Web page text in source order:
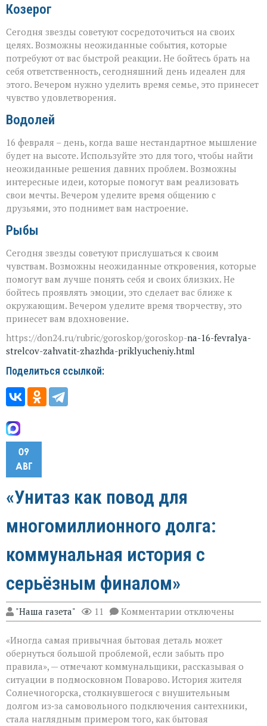
Козерог
Сегодня звезды советуют сосредоточиться на своих
целях. Возможны неожиданные события, которые
потребуют от вас быстрой реакции. Не бойтесь брать на
себя ответственность, сегодняшний день идеален для
этого. Вечером нужно уделить время семье, это принесет
чувство удовлетворения.
Водолей
16 февраля – день, когда ваше нестандартное мышление
будет на высоте. Используйте это для того, чтобы найти
неожиданные решения давних проблем. Возможны
интересные идеи, которые помогут вам реализовать
свои мечты. Вечером уделите время общению с
друзьями, это поднимет вам настроение.
Рыбы
Сегодня звезды советуют прислушаться к своим
чувствам. Возможны неожиданные откровения, которые
помогут вам лучше понять себя и своих близких. Не
бойтесь проявлять эмоции, это сделает вас ближе к
окружающим. Вечером уделите время творчеству, это
принесет вам вдохновение.
https://don24.ru/rubric/goroskop/goroskop-na-16-fevralya-
strelcov-zahvatit-zhazhda-priklyucheniy.html
Поделиться ссылкой:
09
АВГ
«Унитаз как повод для
многомиллионного долга:
коммунальная история с
серьёзным финалом»
"Наша газета" 11 Комментарии к
записи
как
повод
долга:
коммунальная
история
с
серьёзным
отключены
«Иногда самая привычная бытовая деталь может
обернуться большой проблемой, если забыть про
правила», — отмечают коммунальщики, рассказывая о
ситуации в подмосковном Поварово. История жителя
Солнечногорска, столкнувшегося с внушительным
долгом из‑за самовольного подключения сантехники,
стала наглядным примером того, как бытовая